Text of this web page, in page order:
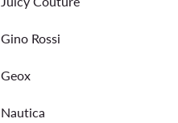
Gino Rossi
Geox
Nautica